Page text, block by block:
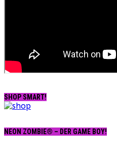
SHOP SMART!
NEON ZOMBIE® – DER GAME BOY!